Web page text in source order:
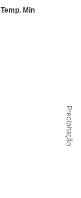
Precipitação
Temp. Min